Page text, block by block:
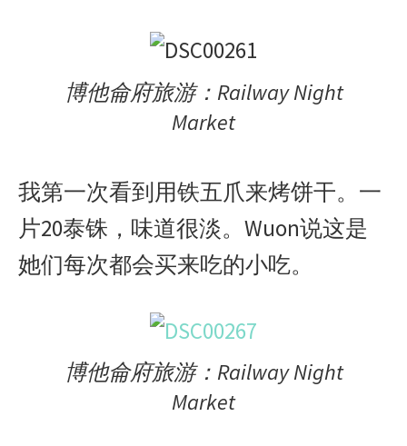
博他侖府旅游：Railway Night
Market
我第一次看到用铁五爪来烤饼干。一
片20泰铢，味道很淡。Wuon说这是
她们每次都会买来吃的小吃。
博他侖府旅游：Railway Night
Market